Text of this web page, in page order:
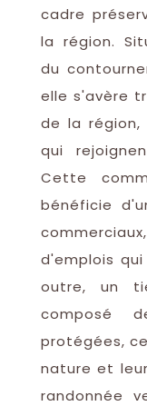
cadre
la région.
du
elle s'avère
de la région,
qui
Cette
bénéficie
d'emplois
outre, un
composé
protégées,
nature et
randonnée